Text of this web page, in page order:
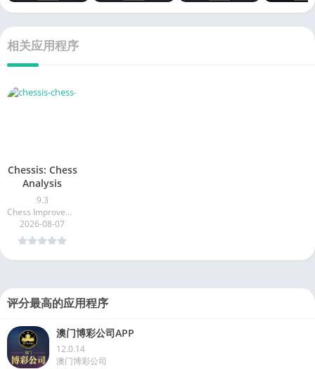
相关应用程序
Chessis: Chess
Analysis
9.3
Chess Improvement Apps
2026-08-07
评分最高的应用程序
澳门博彩公司APP
12.0.14
澳门博彩公司